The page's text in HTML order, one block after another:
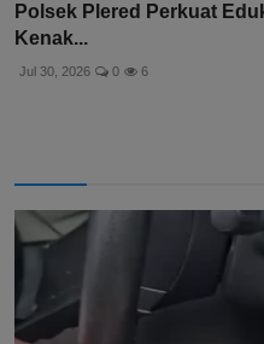
Polsek Plered Perkuat
Kenak...
Jul 30, 2026 0 6